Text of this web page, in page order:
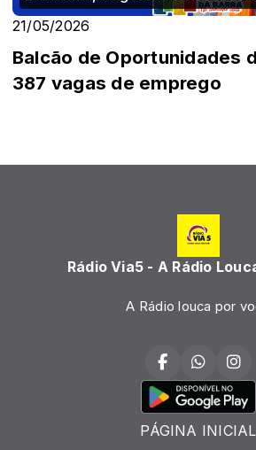
21/05/2026
Balcão de Oportunidades
387 vagas de emprego
Rádio Via5 - A Rádio
A Rádio louca por
PÁGINA INICIAL